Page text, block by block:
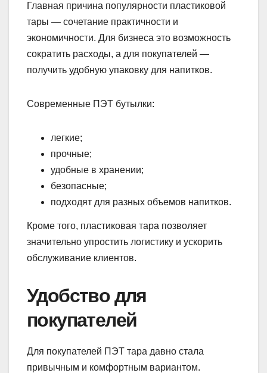
Главная причина популярности пластиковой
тары — сочетание практичности и
экономичности. Для бизнеса это возможность
сократить расходы, а для покупателей —
получить удобную упаковку для напитков.
Современные ПЭТ бутылки:
легкие;
прочные;
удобные в хранении;
безопасные;
подходят для разных объемов напитков.
Кроме того, пластиковая тара позволяет
значительно упростить логистику и ускорить
обслуживание клиентов.
Удобство для
покупателей
Для покупателей ПЭТ тара давно стала
привычным и комфортным вариантом.